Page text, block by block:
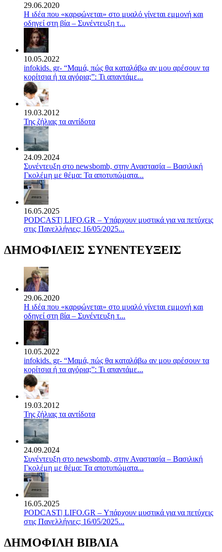
29.06.2020
Η ιδέα που «καρφώνεται» στο μυαλό γίνεται εμμονή και
οδηγεί στη βία – Συνέντευξη τ...
10.05.2022
infokids. gr- “Μαμά, πώς θα καταλάβω αν μου αρέσουν τα
κορίτσια ή τα αγόρια;”: Τι απαντάμε...
19.03.2012
Της ζήλιας τα αντίδοτα
24.09.2024
Συνέντευξη στο newsbomb, στην Αναστασία – Βασιλική
Γκολέμη με θέμα: Τα αποτυπώματα...
16.05.2025
PODCAST| LIFO.GR – Υπάρχουν μυστικά για να πετύχεις
στις Πανελλήνιες; 16/05/2025...
ΔΗΜΟΦΙΛΕΙΣ ΣΥΝΕΝΤΕΥΞΕΙΣ
29.06.2020
Η ιδέα που «καρφώνεται» στο μυαλό γίνεται εμμονή και
οδηγεί στη βία – Συνέντευξη τ...
10.05.2022
infokids. gr- “Μαμά, πώς θα καταλάβω αν μου αρέσουν τα
κορίτσια ή τα αγόρια;”: Τι απαντάμε...
19.03.2012
Της ζήλιας τα αντίδοτα
24.09.2024
Συνέντευξη στο newsbomb, στην Αναστασία – Βασιλική
Γκολέμη με θέμα: Τα αποτυπώματα...
16.05.2025
PODCAST| LIFO.GR – Υπάρχουν μυστικά για να πετύχεις
στις Πανελλήνιες; 16/05/2025...
ΔΗΜΟΦΙΛΗ ΒΙΒΛΙΑ